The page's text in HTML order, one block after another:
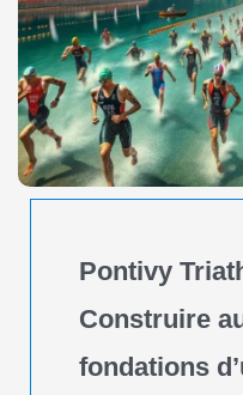
Pontivy
Construire
fondations